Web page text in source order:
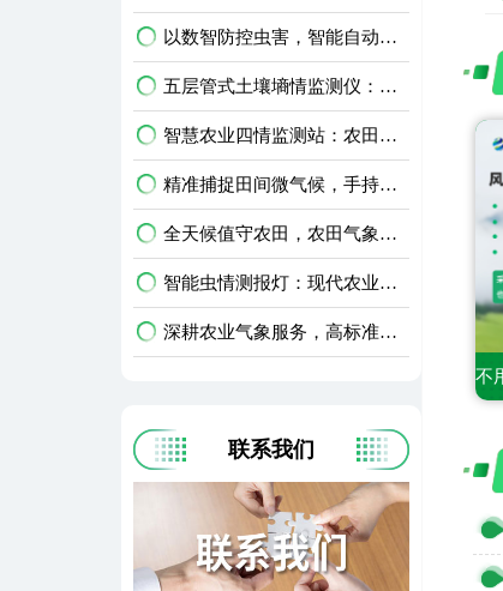
以数智防控虫害，智能自动虫情测报灯精准预判农林虫情
五层管式土壤墒情监测仪：农田多层土壤水分智能监测设备
智慧农业四情监测站：农田苗情墒情虫情灾情一体化监测设备
精准捕捉田间微气候，手持式农业气象环境检测仪护好庄稼
全天候值守农田，农田气象环境监测站升级智慧农业
智能虫情测报灯：现代农业病虫害绿色防控智能设备
深耕农业气象服务，高标准农业气象站破解种地靠天难题
联系我们